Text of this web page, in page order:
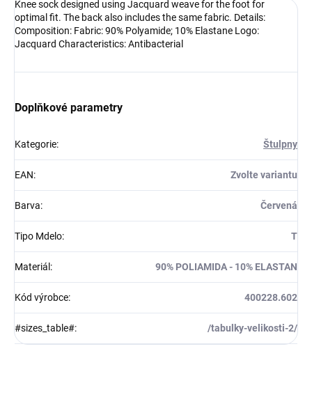
Knee sock designed using Jacquard weave for the foot for
optimal fit. The back also includes the same fabric. Details:
Composition: Fabric: 90% Polyamide; 10% Elastane Logo:
Jacquard Characteristics: Antibacterial
Doplňkové parametry
Kategorie: Štulpny
EAN: Zvolte variantu
Barva: Červená
Tipo Mdelo: T
Materiál : 90% POLIAMIDA - 10% ELASTAN
Kód výrobce: 400228.602
#sizes_table#: /tabulky-velikosti-2/